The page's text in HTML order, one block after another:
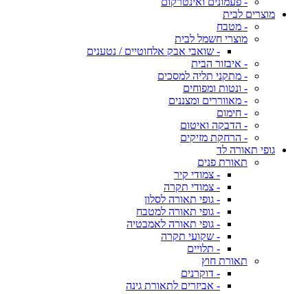
מוצרים לבית
- מטבח
מוצרי חשמל לבית
- שואבי אבק אלחוטיים / נטענים
- איבזור הבית
- מתקני תליה למסכים
- ונטות ומפוחים
- מאווררים ומצננים
- חימום
- הדבקה ואיטום
- הרחקת מזיקים
גופי תאורה לד
תאורת פנים
- צמודי קיר
- צמודי תקרה
- גופי תאורה לסלון
- גופי תאורה למטבח
- גופי תאורה לאמבטיה
- שקועי תקרה
- תלויים
תאורת חוץ
- דוקרנים
- אביזרים לתאורת גינה